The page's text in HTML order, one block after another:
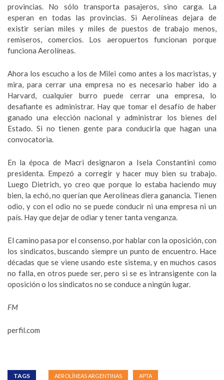
provincias. No sólo transporta pasajeros, sino carga. La
esperan en todas las provincias. Si Aerolíneas dejara de
existir serían miles y miles de puestos de trabajo menos,
remiseros, comercios. Los aeropuertos funcionan porque
funciona Aerolíneas.
Ahora los escucho a los de Milei como antes a los macristas, y
mira, para cerrar una empresa no es necesario haber ido a
Harvard, cualquier burro puede cerrar una empresa, lo
desafiante es administrar. Hay que tomar el desafío de haber
ganado una elección nacional y administrar los bienes del
Estado. Si no tienen gente para conducirla que hagan una
convocatoria.
En la época de Macri designaron a Isela Constantini como
presidenta. Empezó a corregir y hacer muy bien su trabajo.
Luego Dietrich, yo creo que porque lo estaba haciendo muy
bien, la echó, no querían que Aerolíneas diera ganancia. Tienen
odio, y con el odio no se puede conducir ni una empresa ni un
país. Hay que dejar de odiar y tener tanta venganza.
El camino pasa por el consenso, por hablar con la oposición, con
los sindicatos, buscando siempre un punto de encuentro. Hace
décadas que se viene usando este sistema, y en muchos casos
no falla, en otros puede ser, pero si se es intransigente con la
oposición o los sindicatos no se conduce a ningún lugar.
FM
perfil.com
TAGS AEROLÍNEAS ARGENTINAS APTA